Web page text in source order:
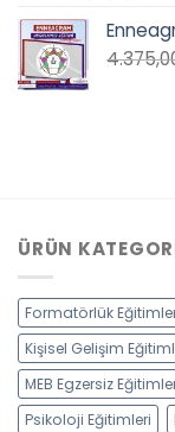
ÜRÜN
Formatörlük
Kişisel Gelişim
MEB Egzersiz
Psikoloji Eğitimleri